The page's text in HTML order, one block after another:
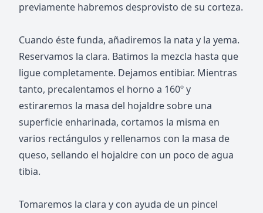
previamente habremos desprovisto de su corteza.
Cuando éste funda, añadiremos la nata y la yema.
Reservamos la clara. Batimos la mezcla hasta que
ligue completamente. Dejamos entibiar. Mientras
tanto, precalentamos el horno a 160º y
estiraremos la masa del hojaldre sobre una
superficie enharinada, cortamos la misma en
varios rectángulos y rellenamos con la masa de
queso, sellando el hojaldre con un poco de agua
tibia.
Tomaremos la clara y con ayuda de un pincel